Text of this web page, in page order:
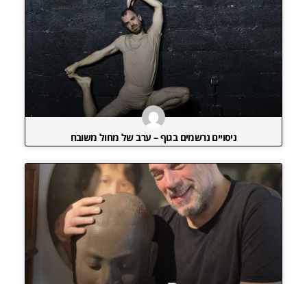
ניסויים נרשמים בגוף – ערב של מחול משובח